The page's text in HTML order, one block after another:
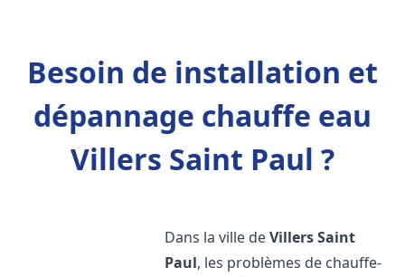
Besoin de installation et
dépannage chauffe eau
Villers Saint Paul ?
Dans la ville deVillers Saint
Paul, les problèmes de chauffe-